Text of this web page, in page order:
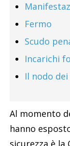
Fermo
Scudo
Incarichi
Il nodo
Al momento
hanno
sicurezza è la